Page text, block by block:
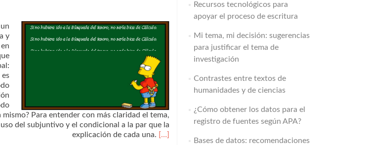
y
Para entender con más claridad el tema,
del subjuntivo y el condicional a la par que la
explicación de cada una.
[…]
Recursos tecnológicos para
apoyar el proceso de escritura
Mi tema, mi decisión: sugerencias
para justificar el tema de
investigación
Contrastes entre textos de
humanidades y de ciencias
¿Cómo obtener los datos para el
registro de fuentes según APA?
Bases de datos: recomendaciones